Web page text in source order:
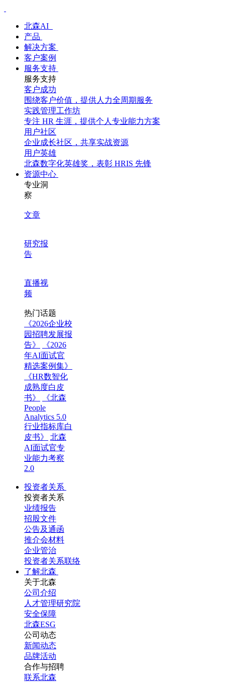
北森AI
产品
解决方案
客户案例
服务支持
服务支持
客户成功
围绕客户价值，提供人力全周期服务
实践管理工作坊
专注 HR 生涯，提供个人专业能力方案
用户社区
企业成长社区，共享实战资源
用户英雄
北森数字化英雄奖，表彰 HRIS 先锋
资源中心
专业洞
察
文章
研究报
告
直播视
频
热门话题
《2026企业校
园招聘发展报
告》
《2026
年AI面试官
精选案例集》
《HR数智化
成熟度白皮
书》
《北森
People
Analytics 5.0
行业指标库白
皮书》
北森
AI面试官专
业能力考察
2.0
投资者关系
投资者关系
业绩报告
招股文件
公告及通函
推介会材料
企业管治
投资者关系联络
了解北森
关于北森
公司介绍
人才管理研究院
安全保障
北森ESG
公司动态
新闻动态
品牌活动
合作与招聘
联系北森